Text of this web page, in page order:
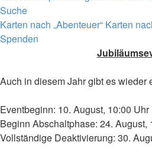
Suche
Karten nach „Abenteuer“ Karten
Spenden
Auch in diesem Jahr gibt es wieder
Eventbeginn: 10. August, 10:00 Uhr
Beginn Abschaltphase: 24. August,
Vollständige Deaktivierung: 30.